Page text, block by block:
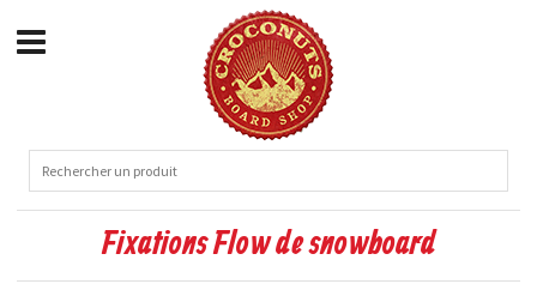
Fixations Flow de snowboard